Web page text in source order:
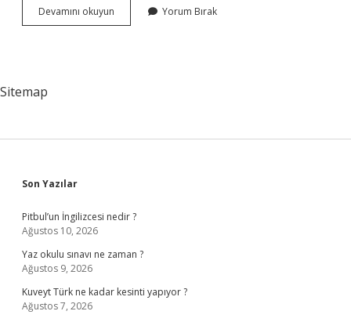
Devamını okuyun
Firması
Yorum Bırak
Sitemap
Sidebar
Son Yazılar
Pitbul’un İngilizcesi nedir ?
Ağustos 10, 2026
Yaz okulu sınavı ne zaman ?
Ağustos 9, 2026
Kuveyt Türk ne kadar kesinti yapıyor ?
Ağustos 7, 2026